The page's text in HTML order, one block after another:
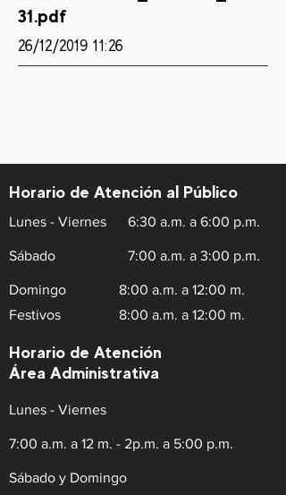
31.pdf
26/12/2019 11:26
Horario de Atención al Público
Lunes - Viernes 6:30 a.m. a 6:00 p.m.
Sábado 7:00 a.m. a 3:00 p.m.
Domingo
Festivos
8:00 a.m. a 12:00 m.
8:00 a.m. a 12:00 m.
Horario de Atención
Área Administrativa
Lunes - Viernes
7:00 a.m. a 12 m. - 2p.m. a 5:00 p.m.
Sábado y Domingo